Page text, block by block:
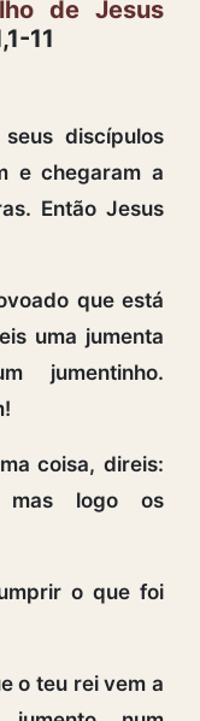
de Jesus
11
discípulos
e chegaram a
Então Jesus
que está
uma jumenta
jumentinho.
coisa, direis:
mas logo os
o que foi
o teu rei vem a